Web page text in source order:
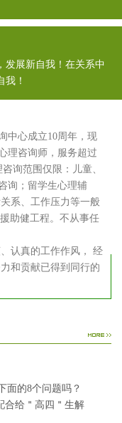
发展新自我！在关系中
我！
心成立10周年，现
理咨询师，服务超过
询范围仅限：儿童、
询；留学生心理辅
系、工作压力等一般
助健工程。不从事任
认真的工作作风， 经
和贡献已得到同行的
面的8个问题吗？
合给＂高四＂生解